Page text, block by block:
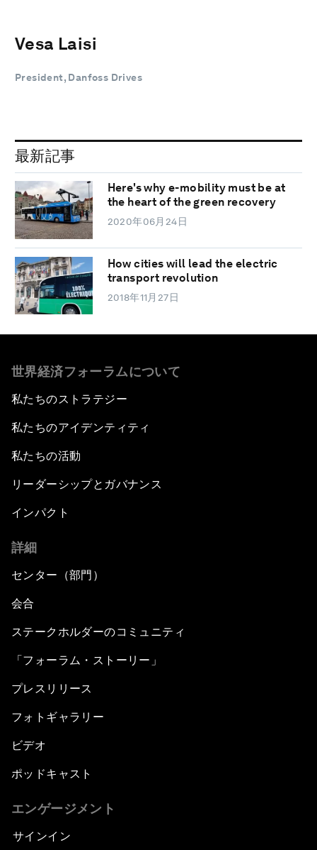
Vesa Laisi
President, Danfoss Drives
最新記事
Here's why e-mobility must be at
the heart of the green recovery
2020年06月24日
How cities will lead the electric
transport revolution
2018年11月27日
世界経済フォーラムについて
私たちのストラテジー
私たちのアイデンティティ
私たちの活動
リーダーシップとガバナンス
インパクト
詳細
センター（部門）
会合
ステークホルダーのコミュニティ
「フォーラム・ストーリー」
プレスリリース
フォトギャラリー
ビデオ
ポッドキャスト
エンゲージメント
サインイン